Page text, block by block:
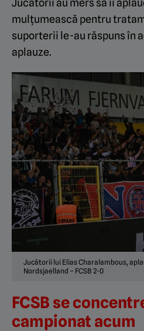
Jucătorii au mers să îi
mulțumească pentru
suporterii le-au răspuns în
aplauze.
Jucătorii lui Elias Charalambous,
Nordsjaelland – FCSB 2-0
FCSB se
campionat acum